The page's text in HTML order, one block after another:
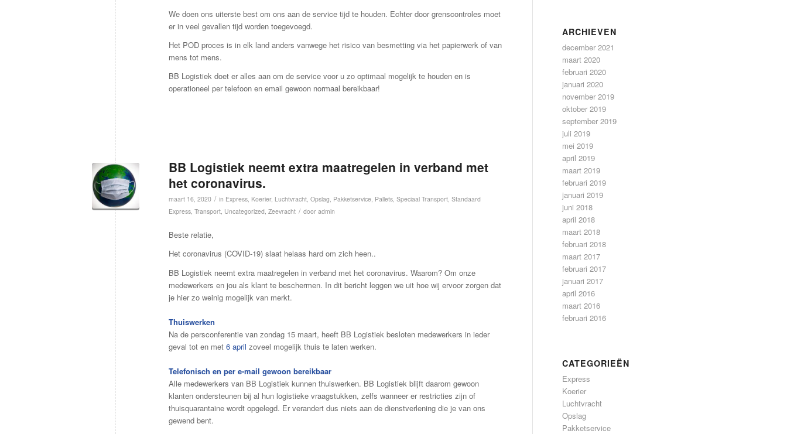
We doen ons uiterste best om ons aan de service tijd te houden. Echter door grenscontroles moet
er in veel gevallen tijd worden toegevoegd.
Het POD proces is in elk land anders vanwege het risico van besmetting via het papierwerk of van
mens tot mens.
BB Logistiek doet er alles aan om de service voor u zo optimaal mogelijk te houden en is
operationeel per telefoon en email gewoon normaal bereikbaar!
BB Logistiek neemt extra maatregelen in verband met
het coronavirus.
maart 16, 2020 / in Express, Koerier, Luchtvracht, Opslag, Pakketservice, Pallets, Speciaal Transport, Standaard
Express, Transport, Uncategorized, Zeevracht / door admin
Beste relatie,
Het coronavirus (COVID-19) slaat helaas hard om zich heen..
BB Logistiek neemt extra maatregelen in verband met het coronavirus. Waarom? Om onze
medewerkers en jou als klant te beschermen. In dit bericht leggen we uit hoe wij ervoor zorgen dat
je hier zo weinig mogelijk van merkt.
Thuiswerken
Na de persconferentie van zondag 15 maart, heeft BB Logistiek besloten medewerkers in ieder
geval tot en met 6 april zoveel mogelijk thuis te laten werken.
Telefonisch en per e-mail gewoon bereikbaar
Alle medewerkers van BB Logistiek kunnen thuiswerken. BB Logistiek blijft daarom gewoon
klanten ondersteunen bij al hun logistieke vraagstukken, zelfs wanneer er restricties zijn of
thuisquarantaine wordt opgelegd. Er verandert dus niets aan de dienstverlening die je van ons
gewend bent.
ARCHIEVEN
december 2021
maart 2020
februari 2020
januari 2020
november 2019
oktober 2019
september 2019
juli 2019
mei 2019
april 2019
maart 2019
februari 2019
januari 2019
juni 2018
april 2018
maart 2018
februari 2018
maart 2017
februari 2017
januari 2017
april 2016
maart 2016
februari 2016
CATEGORIEËN
Express
Koerier
Luchtvracht
Opslag
Pakketservice